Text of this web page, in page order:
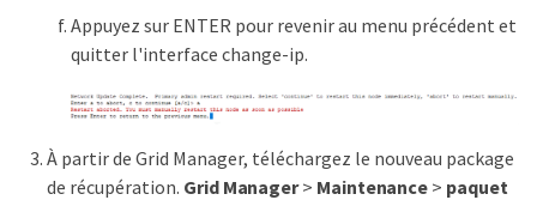
Appuyez sur ENTER pour revenir au menu précédent et
quitter l'interface change-ip.
À partir de Grid Manager, téléchargez le nouveau package
de récupération. Grid Manager> Maintenance > paquet